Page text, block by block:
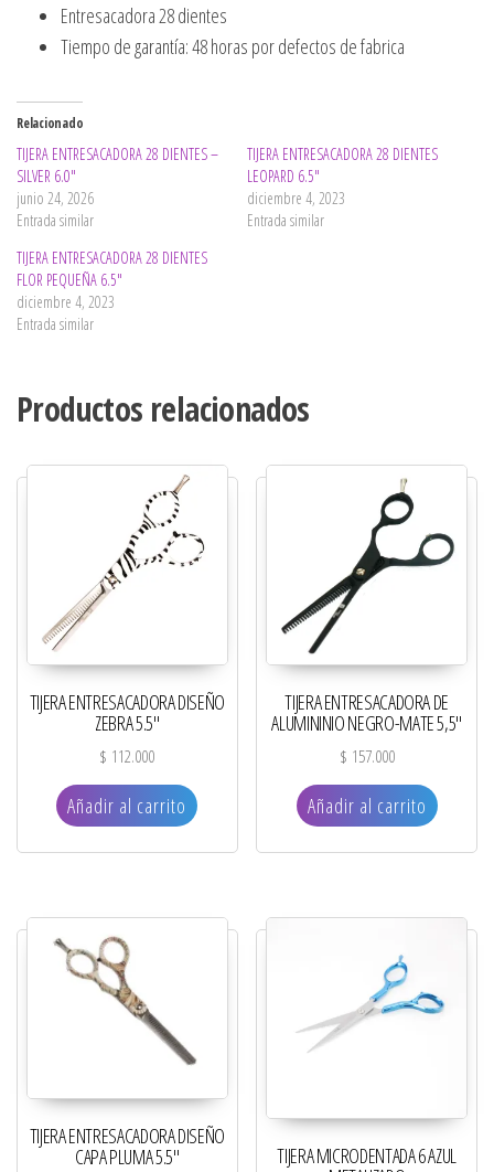
Entresacadora 28 dientes
Tiempo de garantía: 48 horas por defectos de fabrica
Relacionado
TIJERA ENTRESACADORA 28 DIENTES –
SILVER 6.0″
junio 24, 2026
Entrada similar
TIJERA ENTRESACADORA 28 DIENTES
LEOPARD 6.5″
diciembre 4, 2023
Entrada similar
TIJERA ENTRESACADORA 28 DIENTES
FLOR PEQUEÑA 6.5″
diciembre 4, 2023
Entrada similar
Productos relacionados
TIJERA ENTRESACADORA DISEÑO
ZEBRA 5.5″
$ 112.000
Añadir al carrito
TIJERA ENTRESACADORA DE
ALUMININIO NEGRO-MATE 5,5″
$ 157.000
Añadir al carrito
TIJERA ENTRESACADORA DISEÑO
CAPA PLUMA 5.5″ TIJERA MICRODENTADA 6 AZUL